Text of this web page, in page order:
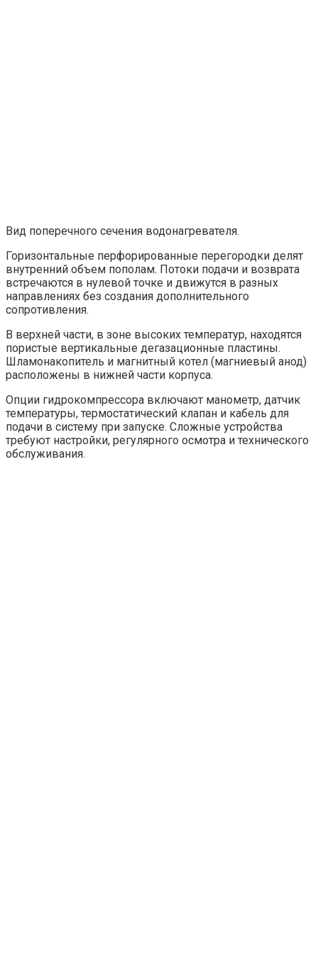
Вид поперечного сечения водонагревателя.
Горизонтальные перфорированные перегородки делят
внутренний объем пополам. Потоки подачи и возврата
встречаются в нулевой точке и движутся в разных
направлениях без создания дополнительного
сопротивления.
В верхней части, в зоне высоких температур, находятся
пористые вертикальные дегазационные пластины.
Шламонакопитель и магнитный котел (магниевый анод)
расположены в нижней части корпуса.
Опции гидрокомпрессора включают манометр, датчик
температуры, термостатический клапан и кабель для
подачи в систему при запуске. Сложные устройства
требуют настройки, регулярного осмотра и технического
обслуживания.